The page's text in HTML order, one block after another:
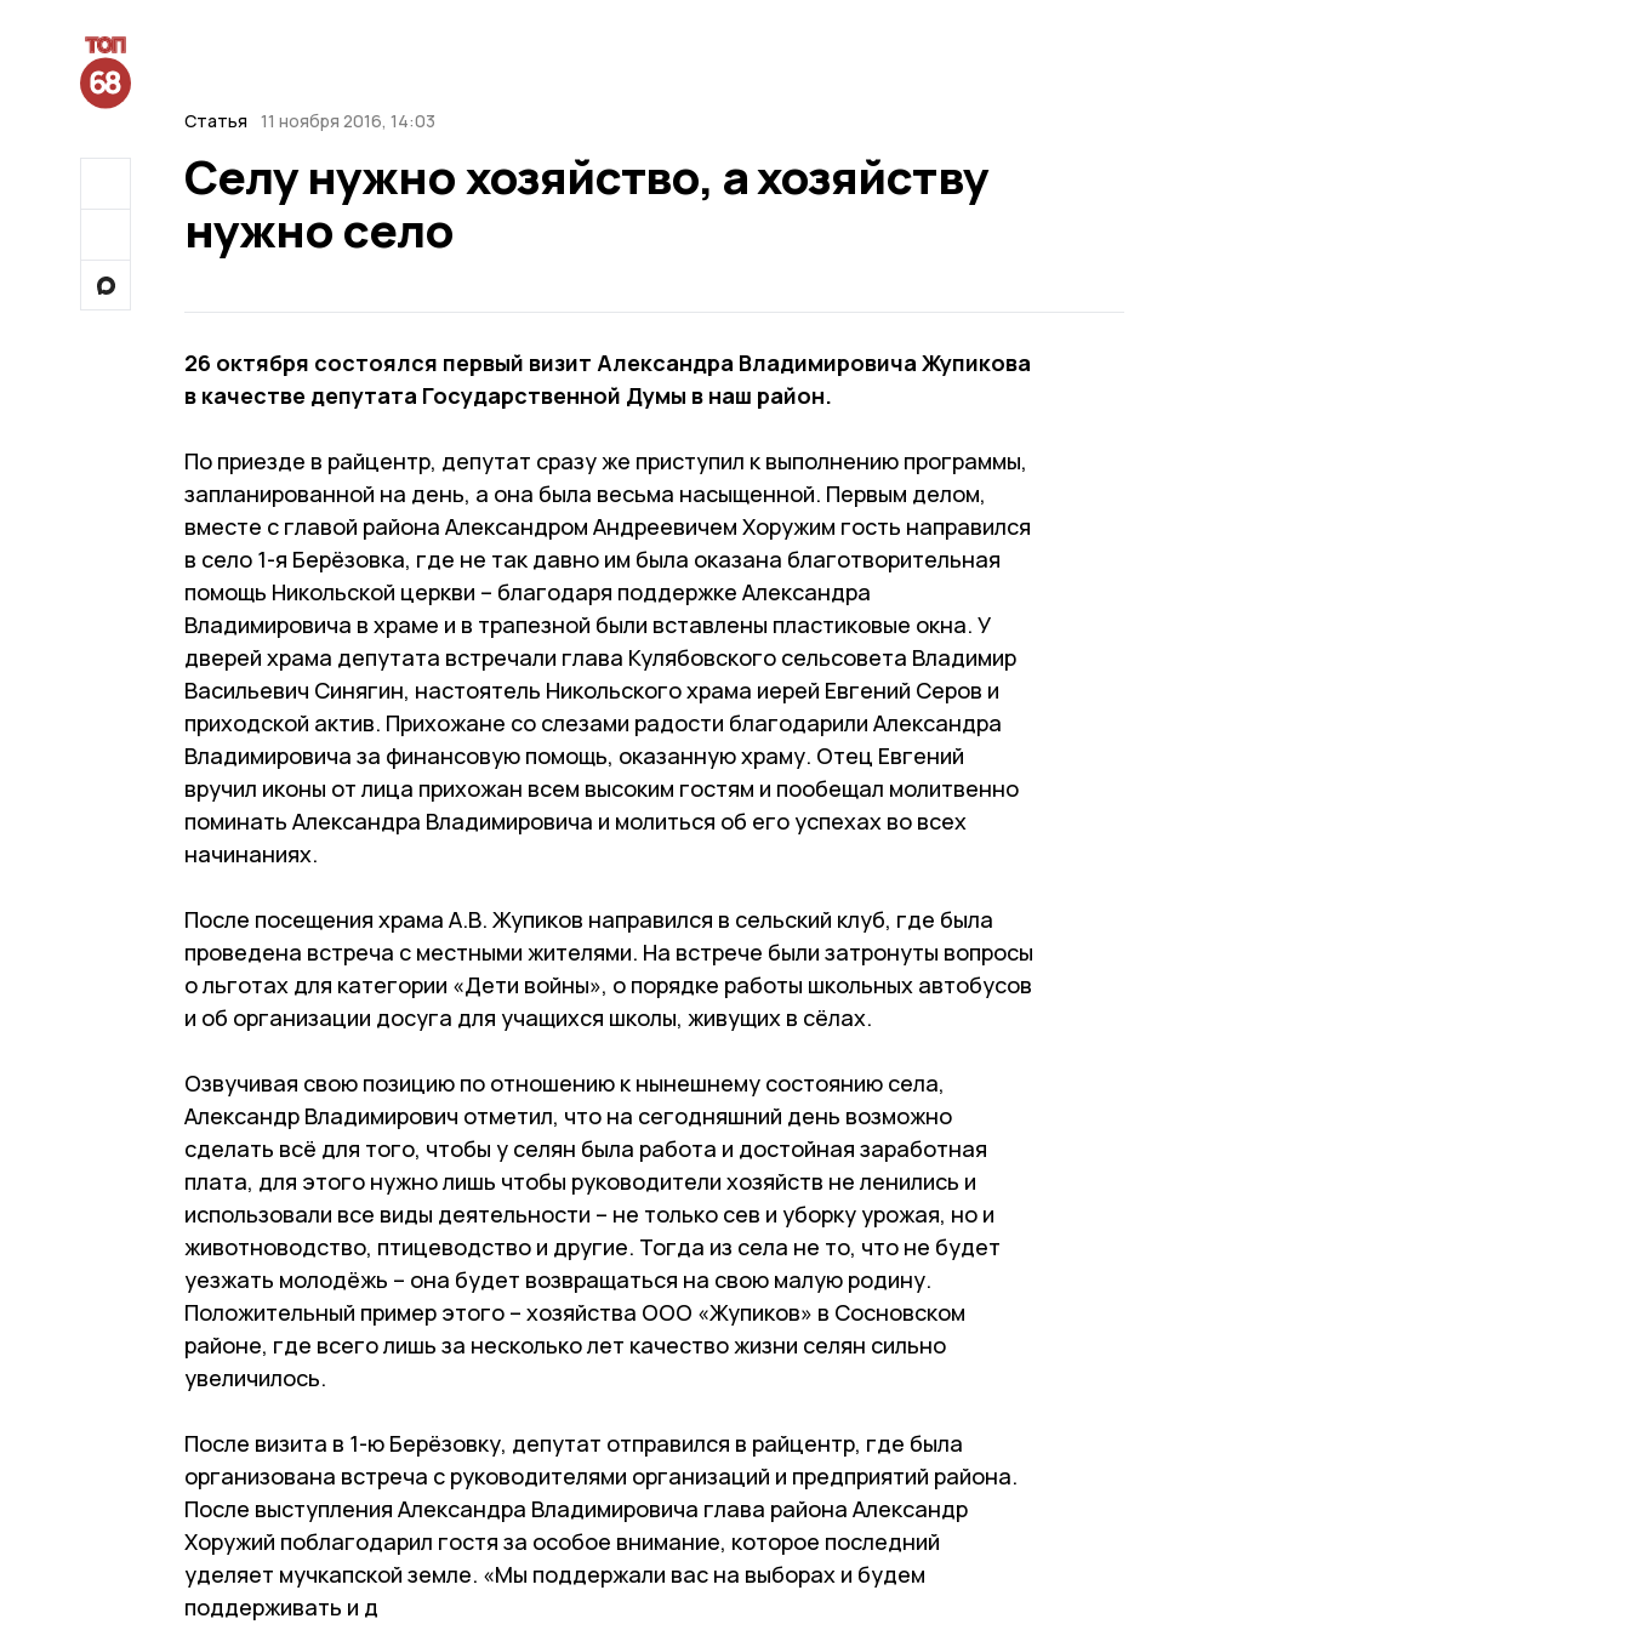
Статья 11 ноября 2016, 14:03
Селу нужно хозяйство, а хозяйству
нужно село
26 октября состоялся первый визит Александра Владимировича Жупикова
в качестве депутата Государственной Думы в наш район.
По приезде в райцентр, депутат сразу же приступил к выполнению программы,
запланированной на день, а она была весьма насыщенной. Первым делом,
вместе с главой района Александром Андреевичем Хоружим гость направился
в село 1-я Берёзовка, где не так давно им была оказана благотворительная
помощь Никольской церкви – благодаря поддержке Александра
Владимировича в храме и в трапезной были вставлены пластиковые окна. У
дверей храма депутата встречали глава Кулябовского сельсовета Владимир
Васильевич Синягин, настоятель Никольского храма иерей Евгений Серов и
приходской актив. Прихожане со слезами радости благодарили Александра
Владимировича за финансовую помощь, оказанную храму. Отец Евгений
вручил иконы от лица прихожан всем высоким гостям и пообещал молитвенно
поминать Александра Владимировича и молиться об его успехах во всех
начинаниях.
После посещения храма А.В. Жупиков направился в сельский клуб, где была
проведена встреча с местными жителями. На встрече были затронуты вопросы
о льготах для категории «Дети войны», о порядке работы школьных автобусов
и об организации досуга для учащихся школы, живущих в сёлах.
Озвучивая свою позицию по отношению к нынешнему состоянию села,
Александр Владимирович отметил, что на сегодняшний день возможно
сделать всё для того, чтобы у селян была работа и достойная заработная
плата, для этого нужно лишь чтобы руководители хозяйств не ленились и
использовали все виды деятельности – не только сев и уборку урожая, но и
животноводство, птицеводство и другие. Тогда из села не то, что не будет
уезжать молодёжь – она будет возвращаться на свою малую родину.
Положительный пример этого – хозяйства ООО «Жупиков» в Сосновском
районе, где всего лишь за несколько лет качество жизни селян сильно
увеличилось.
После визита в 1-ю Берёзовку, депутат отправился в райцентр, где была
организована встреча с руководителями организаций и предприятий района.
После выступления Александра Владимировича глава района Александр
Хоружий поблагодарил гостя за особое внимание, которое последний
уделяет мучкапской земле. «Мы поддержали вас на выборах и будем
поддерживать и д